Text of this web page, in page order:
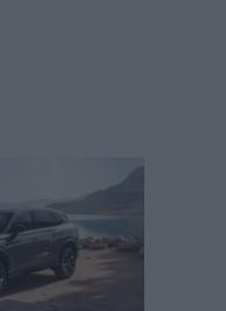
των ιστορικών
της Αγγλίας